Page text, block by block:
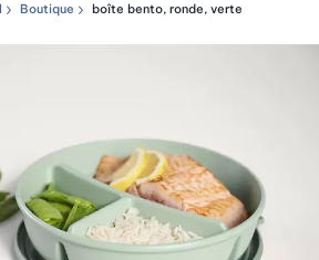
Boutique boîte bento, ronde, verte